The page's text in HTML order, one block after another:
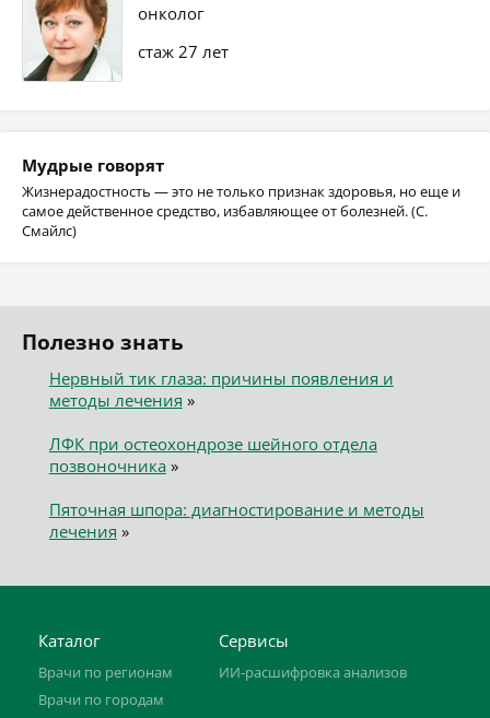
онколог
стаж 27 лет
Мудрые говорят
Жизнерадостность — это не только признак здоровья, но еще и
самое действенное средство, избавляющее от болезней. (С.
Смайлс)
Полезно знать
Нервный тик глаза: причины появления и
методы лечения »
ЛФК при остеохондрозе шейного отдела
позвоночника»
Пяточная шпора: диагностирование и методы
лечения »
Каталог
Врачи по регионам
Врачи по городам
Сервисы
ИИ-расшифровка анализов